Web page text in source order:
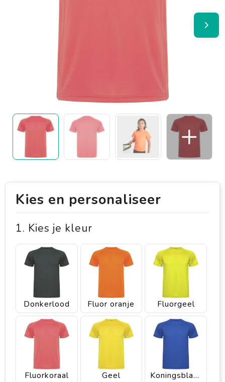
Kies en personaliseer
1. Kies je kleur
Donkerlood Fluor oranje Fluorgeel
Fluorkoraal Geel Koningsblauw